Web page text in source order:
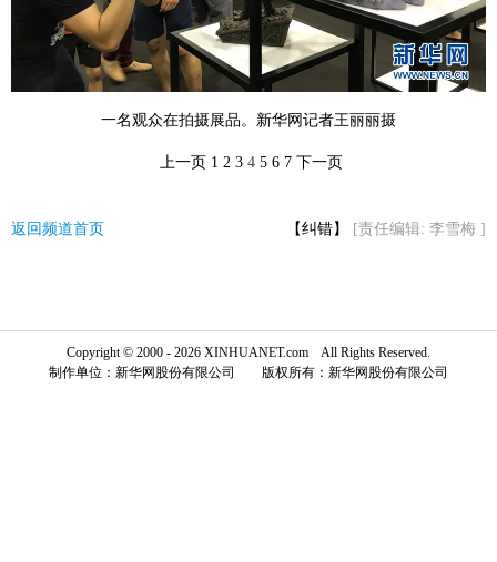
金融 公益 军事 无人机
新华电视英文
一名观众在拍摄展品。新华网记者王丽丽摄
上一页 1 2 3 4 5 6 7 下一页
返回频道首页 【纠错】 [责任编辑: 李雪梅 ]
Copyright © 2000 - 2026 XINHUANET.com All Rights Reserved.
制作单位：新华网股份有限公司 版权所有：新华网股份有限公司